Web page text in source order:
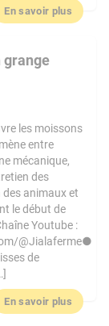
En savoir plus
grange
les moissons
entre
mécanique,
des
animaux et
le début de
Youtube :
@Jialaferme●
de
En savoir plus